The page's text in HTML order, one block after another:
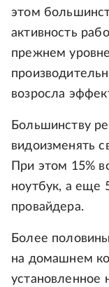
этом
активность
прежнем
возросла
Большинству
видоизменять
При этом 15%
ноутбук, а еще
провайдера.
Более
на домашнем
установленное